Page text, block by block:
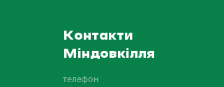
Контакти
Міндовкілля
телефон